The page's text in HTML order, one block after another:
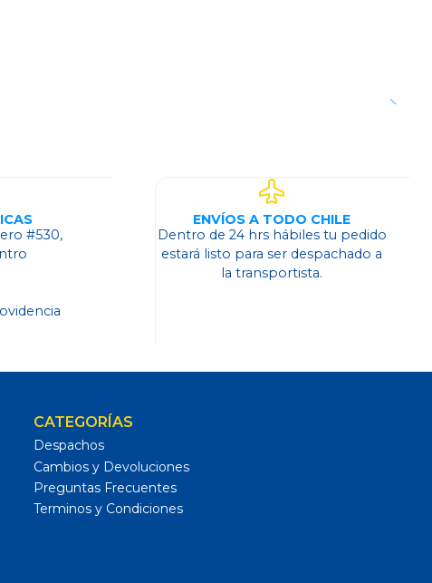
#530,
ENVÍOS A TODO CHILE
Dentro de 24 hrs hábiles tu pedido
estará listo para ser despachado a
la transportista.
CATEGORÍAS
Despachos
Cambios y Devoluciones
Preguntas Frecuentes
Terminos y Condiciones